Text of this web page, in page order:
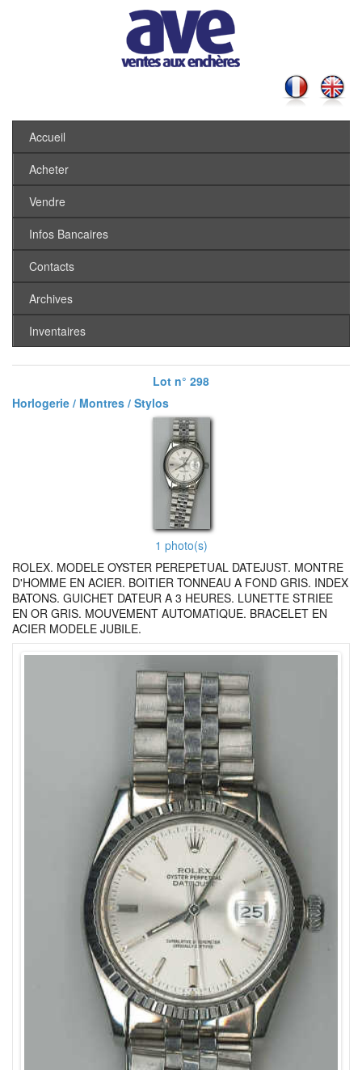
Accueil
Acheter
Vendre
Infos Bancaires
Contacts
Archives
Inventaires
Lot n° 298
Horlogerie / Montres / Stylos
1 photo(s)
ROLEX. MODELE OYSTER PEREPETUAL DATEJUST. MONTRE
D'HOMME EN ACIER. BOITIER TONNEAU A FOND GRIS. INDEX
BATONS. GUICHET DATEUR A 3 HEURES. LUNETTE STRIEE
EN OR GRIS. MOUVEMENT AUTOMATIQUE. BRACELET EN
ACIER MODELE JUBILE.